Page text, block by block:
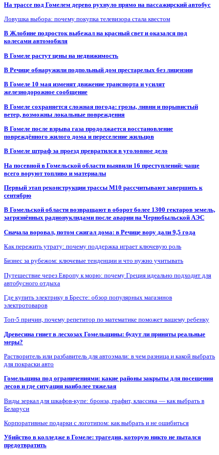
На трассе под Гомелем дерево рухнуло прямо на пассажирский автобус
Ловушка выбора: почему покупка телевизора стала квестом
В Жлобине подросток выбежал на красный свет и оказался под
колесами автомобиля
В Гомеле растут цены на недвижимость
В Речице обнаружили подпольный дом престарелых без лицензии
В Гомеле 10 мая изменят движение транспорта и усилят
железнодорожное сообщение
В Гомеле сохраняется сложная погода: грозы, ливни и порывистый
ветер, возможны локальные повреждения
В Гомеле после взрыва газа продолжается восстановление
повреждённого жилого дома и переселение жильцов
В Гомеле штраф за проезд превратился в уголовное дело
На посевной в Гомельской области выявили 16 преступлений: чаще
всего воруют топливо и материалы
Первый этап реконструкции трассы М10 рассчитывают завершить к
сентябрю
В Гомельской области возвращают в оборот более 1300 гектаров земель,
загрязнённых радионуклидами после аварии на Чернобыльской АЭС
Сначала воровал, потом сжигал дома: в Речице вору дали 9,5 года
Как пережить утрату: почему поддержка играет ключевую роль
Бизнес за рубежом: ключевые тенденции и что нужно учитывать
Путешествие через Европу к морю: почему Греция идеально подходит для
автобусного отдыха
Где купить электрику в Бресте: обзор популярных магазинов
электротоваров
Топ-5 причин, почему репетитор по математике поможет вашему ребенку
Древесина гниет в лесхозах Гомельщины: будут ли приняты реальные
меры?
Растворитель или разбавитель для автоэмали: в чем разница и какой выбрать
для покраски авто
Гомельщина под ограничениями: какие районы закрыты для посещения
лесов и где ситуация наиболее тяжелая
Виды зеркал для шкафов-купе: бронза, графит, классика — как выбрать в
Беларуси
Корпоративные подарки с логотипом: как выбрать и не ошибиться
Убийство в колледже в Гомеле: трагедия, которую никто не пытался
предотвратить